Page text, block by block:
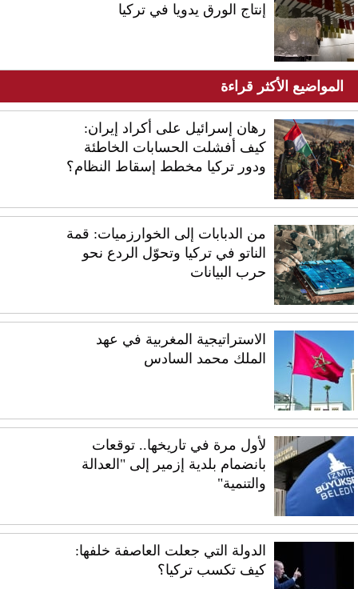
إنتاج الورق يدويا في تركيا
المواضيع الأكثر قراءة
رهان إسرائيل على أكراد إيران:
كيف أفشلت الحسابات الخاطئة
ودور تركيا مخطط إسقاط النظام؟
من الدبابات إلى الخوارزميات: قمة
الناتو في تركيا وتحوّل الردع نحو
حرب البيانات
الاستراتيجية المغربية في عهد
الملك محمد السادس
لأول مرة في تاريخها.. توقعات
بانضمام بلدية إزمير إلى "العدالة
والتنمية"
الدولة التي جعلت العاصفة خلفها:
كيف تكسب تركيا؟